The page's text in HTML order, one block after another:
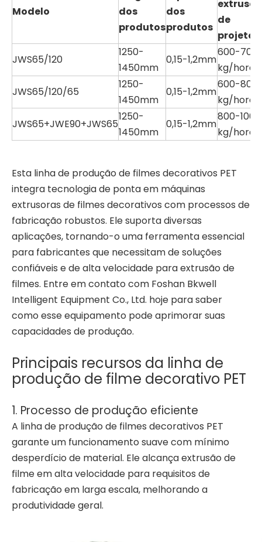
Modelo
dos
produtos
dos
produtos
extrusão
de
projeto
JWS65/120
1250-
1450mm
0,15-1,2mm
600-700
kg/hora
JWS65/120/65
1250-
1450mm
0,15-1,2mm
600-800
kg/hora
JWS65+JWE90+JWS65
1250-
1450mm
0,15-1,2mm
800-1000
kg/hora
Esta linha de produção de filmes decorativos PET
integra tecnologia de ponta em máquinas
extrusoras de filmes decorativos com processos de
fabricação robustos. Ele suporta diversas
aplicações, tornando-o uma ferramenta essencial
para fabricantes que necessitam de soluções
confiáveis ​​e de alta velocidade para extrusão de
filmes. Entre em contato com Foshan Bkwell
Intelligent Equipment Co., Ltd. hoje para saber
como esse equipamento pode aprimorar suas
capacidades de produção.
Principais recursos da linha de
produção de filme decorativo PET
1. Processo de produção eficiente
A linha de produção de filmes decorativos PET
garante um funcionamento suave com mínimo
desperdício de material. Ele alcança extrusão de
filme em alta velocidade para requisitos de
fabricação em larga escala, melhorando a
produtividade geral.